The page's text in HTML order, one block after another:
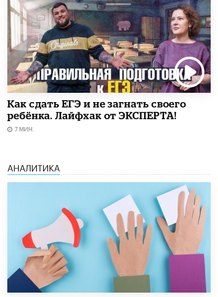
​Как сдать ЕГЭ и не загнать своего
ребёнка. Лайфхак от ЭКСПЕРТА!
7 МИН.
АНАЛИТИКА